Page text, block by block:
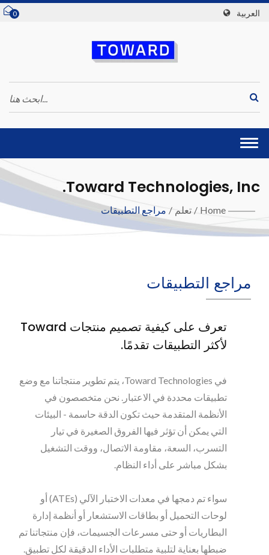
0 العربية
Toward Technologies, Inc.
Home
/ تعلم / مراجع التطبيقات
مراجع التطبيقات
تعرف على كيفية تصميم منتجات Toward
لأكثر التطبيقات تقدمًا.
في Toward Technologies، يتم تطوير منتجاتنا مع وضع
تطبيقات محددة في الاعتبار. نحن متخصصون في
الأنظمة المتقدمة حيث تكون الدقة حاسمة - البيئات
التي يمكن أن تؤثر فيها الفروق الصغيرة في تيار
التسرب، السعة، مقاومة الاتصال، ووقت التشغيل
بشكل مباشر على أداء النظام.
سواء تم دمجها في معدات الاختبار الآلي (ATEs) أو
لوحات التحميل أو بطاقات الاستشعار أو أنظمة إدارة
البطاريات أو حتى مسرعات الجسيمات، فإن منتجاتنا تم
ضبطها بعناية لتلبية متطلبات الأداء الدقيقة لكل تطبيق.